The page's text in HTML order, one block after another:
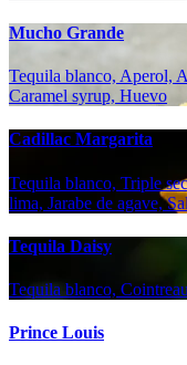
Mucho Grande
Tequila blanco, Aperol,
Caramel syrup, Huevo
Cadillac Margarita
Tequila blanco, Triple
lima, Jarabe de agave, Sal
Tequila Daisy
Tequila blanco,
Prince Louis